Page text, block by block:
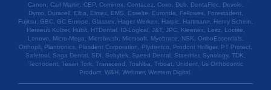
Canon, Carl Martin, CEP, Cominox, Contacez, Coxo, Deb, DentaFloc, Devolo,
Dymo, Duracell, Elba, Elmex, EMS, Esselte, Euronda, Fellowes, Forestadent,
Fujitsu, GBC, GC Europe, Glassex, Hager Werken, Harpic, Hartmann, Henry Schein,
Heraeus Kulzer, Hubit, HTDental, ID-Logical, J&T, JPC, Kleenex, Leitz, Loctite,
Lenovo, Micro-Mega, Microbrush, Microsoft, Myobrace, NSK, OrthoEssentials,
Orthopli, Plantronics, Plasdent Corporation, Plydentco, Prodont Holliger, PT Protect,
Safetool, Saga Dental, SDI, Sobytek, Speed Dental, Staedtler, Synology, TDK,
Tecnodent, Tesan Tork, Transcend, Toshiba, Trodat, Unident, Us Orthodontic
Product, W&H, Wehmer, Western Digital.